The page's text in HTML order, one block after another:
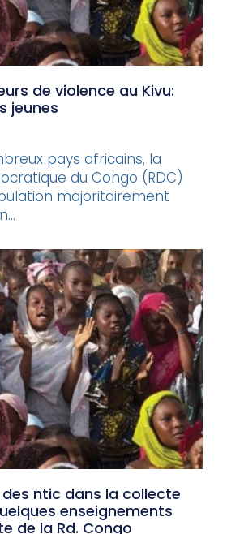
de violence au Kivu:
jeunes
pays africains, la
du Congo (RDC)
majoritairement
ntic dans la collecte
enseignements
de la Rd. Congo